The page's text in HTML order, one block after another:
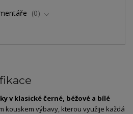
0
v klasické černé, béžové a bílé
kouskem výbavy, kterou využije každá